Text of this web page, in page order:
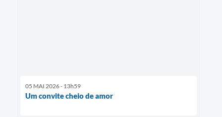
05 MAI 2026 - 13h59
Um convite cheio de amor